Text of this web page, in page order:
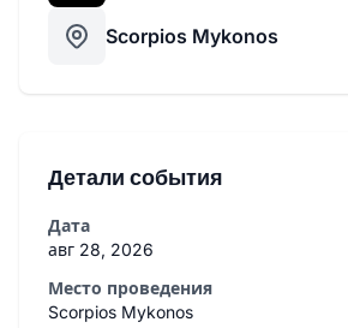
Scorpios Mykonos
Детали события
Дата
авг 28, 2026
Место проведения
Scorpios Mykonos